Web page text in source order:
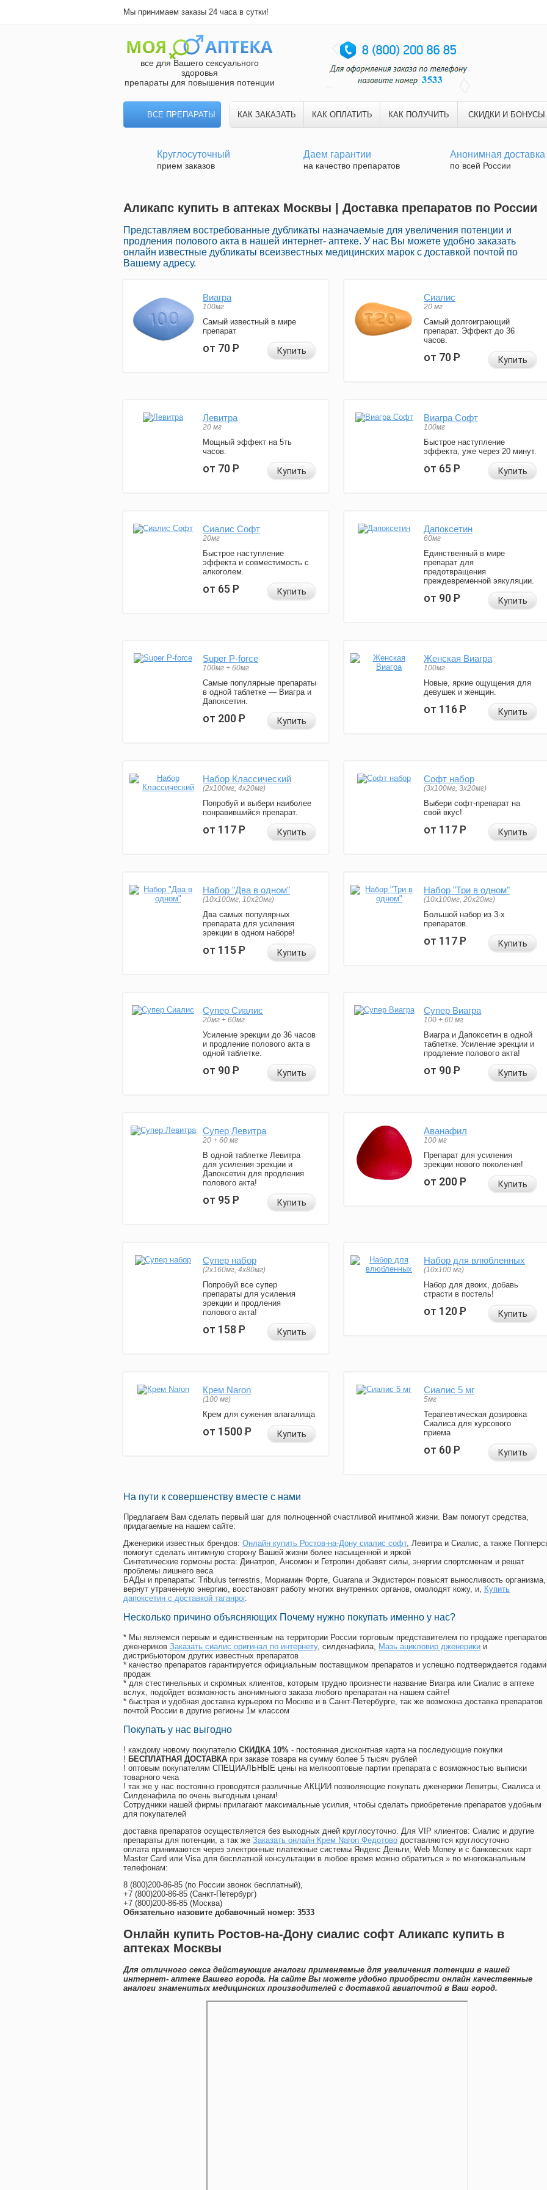
Мы принимаем заказы 24 часа в сутки!
все для Вашего сексуального
здоровья
препараты для повышения потенции
ВСЕ ПРЕПАРАТЫ КАК ЗАКАЗАТЬ КАК ОПЛАТИТЬ КАК ПОЛУЧИТЬ СКИДКИ И БОНУСЫ
Круглосуточный
прием заказов
Даем гарантии
на качество препаратов
Анонимная доставка
по всей России
Аликапс купить в аптеках Москвы | Доставка препаратов по России
Представляем востребованные дубликаты назначаемые для увеличения потенции и
продления полового акта в нашей интернет- аптеке. У нас Вы можете удобно заказать
онлайн известные дубликаты всеизвестных медицинских марок с доставкой почтой по
Вашему адресу.
Виагра
100мг
Самый известный в мире
препарат
от 70Р Купить
Сиалис
20 мг
Самый долгоиграющий
препарат. Эффект до 36
часов.
от 70Р Купить
Левитра
20 мг
Мощный эффект на 5ть
часов.
от 70Р Купить
Виагра Софт
100мг
Быстрое наступление
эффекта, уже через 20 минут.
от 65Р Купить
Сиалис Софт
20мг
Быстрое наступление
эффекта и совместимость с
алкоголем.
от 65Р Купить
Дапоксетин
60мг
Единственный в мире
препарат для
предотвращения
преждевременной эякуляции.
от 90Р Купить
Super P-force
100мг + 60мг
Самые популярные препараты
в одной таблетке — Виагра и
Дапоксетин.
от 200Р Купить
Женская Виагра
100мг
Новые, яркие ощущения для
девушек и женщин.
от 116Р Купить
Набор Классический
(2x100мг, 4x20мг)
Попробуй и выбери наиболее
понравившийся препарат.
от 117Р Купить
Софт набор
(3x100мг, 3x20мг)
Выбери софт-препарат на
свой вкус!
от 117Р Купить
Набор "Два в одном"
(10x100мг, 10x20мг)
Два самых популярных
препарата для усиления
эрекции в одном наборе!
от 115Р Купить
Набор "Три в одном"
(10x100мг, 20x20мг)
Большой набор из 3-х
препаратов.
от 117Р Купить
Супер Сиалис
20мг + 60мг
Усиление эрекции до 36 часов
и продление полового акта в
одной таблетке.
от 90Р Купить
Супер Виагра
100 + 60 мг
Виагра и Дапоксетин в одной
таблетке. Усиление эрекции и
продление полового акта!
от 90Р Купить
Супер Левитра
20 + 60 мг
В одной таблетке Левитра
для усиления эрекции и
Дапоксетин для продления
полового акта!
от 95Р Купить
Аванафил
100 мг
Препарат для усиления
эрекции нового поколения!
от 200Р Купить
Супер набор
(2х160мг, 4х80мг)
Попробуй все супер
препараты для усиления
эрекции и продления
полового акта!
от 158Р Купить
Набор для влюбленных
(10х100 мг)
Набор для двоих, добавь
страсти в постель!
от 120Р Купить
Крем Naron
(100 мг)
Крем для сужения влагалища
от 1500Р Купить
Сиалис 5 мг
5мг
Терапевтическая дозировка
Сиалиса для курсового
приема
от 60Р Купить
На пути к совершенству вместе с нами
Предлагаем Вам сделать первый шаг для полноценной счастливой инитмной жизни. Вам помогут средства,
придагаемые на нашем сайте:
Дженерики известных брендов: Онлайн купить Ростов-на-Дону сиалис софт, Левитра и Сиалис, а также
помогут сделать интимную сторону Вашей жизни более насыщенной и яркой
Синтетические гормоны роста: Динатроп, Ансомон и Гетропин добавят силы, энергии спортсменам и решат
проблемы лишнего веса
БАДы и препараты: Tribulus terrestris, Мориамин Форте, Guarana и Экдистерон повысят выносливость организма,
вернут утраченную энергию, восстановят работу многих внутренних органов, омолодят кожу, и, Купить
дапоксетин с доставкой таганрог.
Несколько причино объясняющих Почему нужно покупать именно у нас?
* Мы являемся первым и единственным на территории России торговым представителем по продаже препаратов
дженериков Заказать сиалис оригинал по интернету, силденафила, Мазь ацикловир дженерики и
дистрибьютором других известных препаратов
* качество препаратов гарантируется официальным поставщиком препаратов и успешно подтверждается годами
продаж
* для стестинельных и скромных клиентов, которым трудно произнести название Виагра или Сиалис в аптеке
вслух, подойдет возможность анонимныого заказа любого препаратан на нашем сайте!
* быстрая и удобная доставка курьером по Москве и в Санкт-Петербурге, так же возможна доставка препаратов
почтой России в другие регионы 1м классом
Покупать у нас выгодно
! каждому новому покупателю СКИДКА 10% - постоянная дисконтная карта на последующие покупки
! БЕСПЛАТНАЯ ДОСТАВКА при заказе товара на сумму более 5 тысяч рублей
! оптовым покупателям СПЕЦИАЛЬНЫЕ цены на мелкооптовые партии препарата с возможностью выписки
товарного чека
! так же у нас постоянно проводятся различные АКЦИИ позволяющие покупать дженерики Левитры, Сиалиса и
Силденафила по очень выгодным ценам!
Cотрудники нашей фирмы прилагают максимальные усилия, чтобы сделать приобретение препаратов удобным
для покупателей
доставка препаратов осуществляется без выходных дней круглосуточно. Для VIP клиентов: Сиалис и другие
препараты для потенции, а так же Заказать онлайн Крем Naron Федотово доставляются круглосуточно
оплата принимаются через электронные платежные системы Яндекс Деньги, Web Money и с банковских карт
Master Card или Visa для бесплатной консультации в любое время можно обратиться » по многоканальным
телефонам:
8 (800)200-86-85 (по России звонок бесплатный),
+7 (800)200-86-85 (Санкт-Петербург)
+7 (800)200-86-85 (Москва)
Обязательно назовите добавочный номер: 3533
Онлайн купить Ростов-на-Дону сиалис софт Аликапс купить в
аптеках Москвы
Для отличного секса действующие аналоги применяемые для увеличения потенции в нашей
интернет- аптеке Вашего города. На сайте Вы можете удобно приобрести онлайн качественные
аналоги знаменитых медицинских производителей с доставкой авиапочтой в Ваш город.